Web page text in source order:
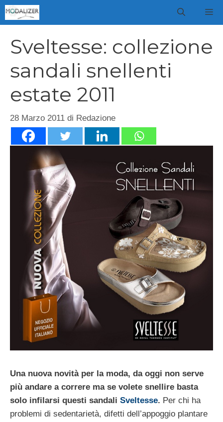
Vai
al
Sveltesse: collezione
sandali snellenti
estate 2011
28 Marzo 2011 di Redazione
Una nuova novità per la moda, da oggi non serve
più andare a correre ma se volete snellire basta
solo infilarsi questi sandali Sveltesse. Per chi ha
problemi di sedentarietà, difetti dell’appoggio plantare